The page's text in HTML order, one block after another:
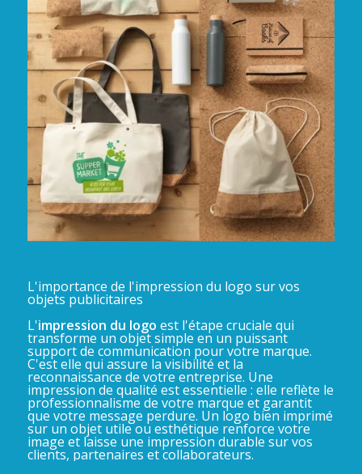
L'importance de l'impression du logo sur vos
objets publicitaires
L'impression du logo est l'étape cruciale qui
transforme un objet simple en un puissant
support de communication pour votre marque.
C'est elle qui assure la visibilité et la
reconnaissance de votre entreprise. Une
impression de qualité est essentielle : elle reflète le
professionnalisme de votre marque et garantit
que votre message perdure. Un logo bien imprimé
sur un objet utile ou esthétique renforce votre
image et laisse une impression durable sur vos
clients, partenaires et collaborateurs.